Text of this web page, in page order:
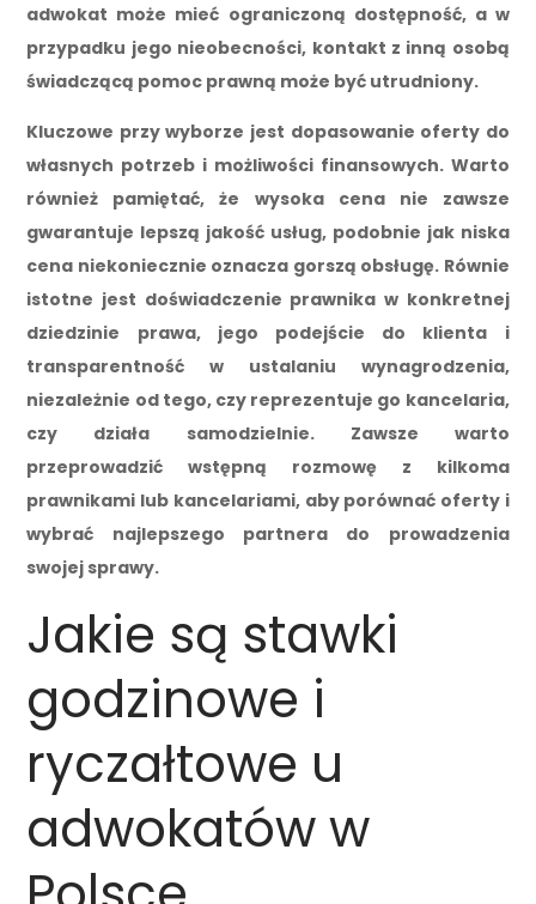
adwokat może mieć ograniczoną dostępność, a w
przypadku jego nieobecności, kontakt z inną osobą
świadczącą pomoc prawną może być utrudniony.
Kluczowe przy wyborze jest dopasowanie oferty do
własnych potrzeb i możliwości finansowych. Warto
również pamiętać, że wysoka cena nie zawsze
gwarantuje lepszą jakość usług, podobnie jak niska
cena niekoniecznie oznacza gorszą obsługę. Równie
istotne jest doświadczenie prawnika w konkretnej
dziedzinie prawa, jego podejście do klienta i
transparentność w ustalaniu wynagrodzenia,
niezależnie od tego, czy reprezentuje go kancelaria,
czy działa samodzielnie. Zawsze warto
przeprowadzić wstępną rozmowę z kilkoma
prawnikami lub kancelariami, aby porównać oferty i
wybrać najlepszego partnera do prowadzenia
swojej sprawy.
Jakie są stawki
godzinowe i
ryczałtowe u
adwokatów w